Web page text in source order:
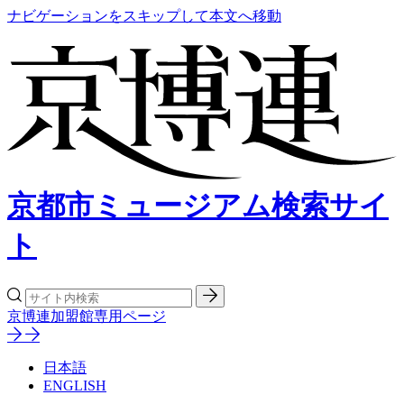
ナビゲーションをスキップして本文へ移動
京都市ミュージアム検索サイ
ト
京博連加盟館専用ページ
日本語
ENGLISH